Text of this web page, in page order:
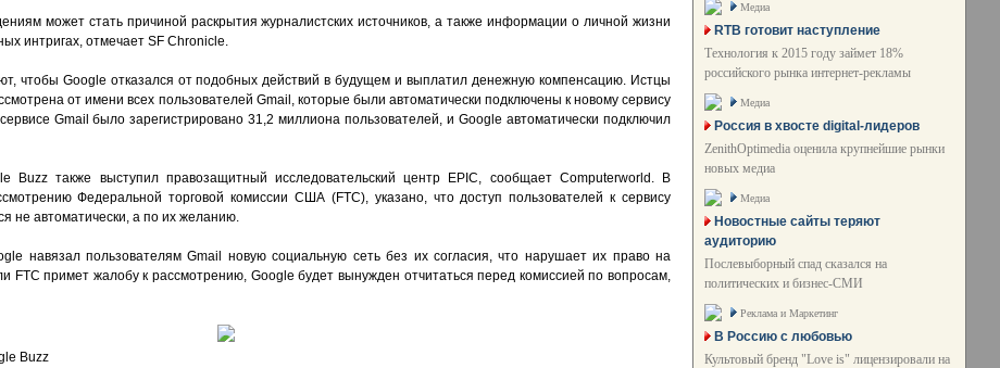
может стать причиной раскрытия журналистских источников, а также информации о личной жизни
интригах, отмечает SF Chronicle.
чтобы Google отказался от подобных действий в будущем и выплатил денежную компенсацию. Истцы
от имени всех пользователей Gmail, которые были автоматически подключены к новому сервису
Gmail было зарегистрировано 31,2 миллиона пользователей, и Google автоматически подключил
также выступил правозащитный исследовательский центр EPIC, сообщает Computerworld. В
Федеральной торговой комиссии США (FTC), указано, что доступ пользователей к сервису
не автоматически, а по их желанию.
навязал пользователям Gmail новую социальную сеть без их согласия, что нарушает их право на
FTC примет жалобу к рассмотрению, Google будет вынужден отчитаться перед комиссией по вопросам,
Buzz
Медиа
RTB готовит наступление
Технология к 2015 году займет 18%
российского рынка интернет-рекламы
Медиа
Россия в хвосте digital-лидеров
ZenithOptimedia оценила крупнейшие рынки
новых медиа
Медиа
Новостные сайты теряют
аудиторию
Послевыборный спад сказался на
политических и бизнес-СМИ
Реклама и Маркетинг
В Россию с любовью
Культовый бренд "Love is" лицензировали на